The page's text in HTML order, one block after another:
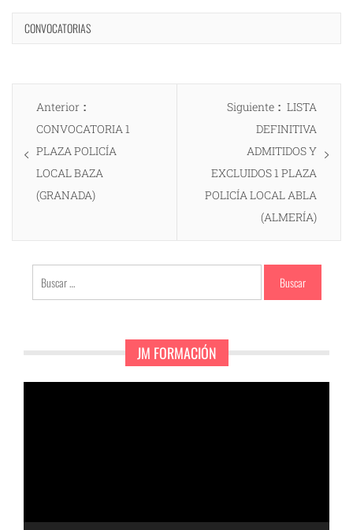
CONVOCATORIAS
Navegación
entradas
Anterior
anterior:
CONVOCATORIA 1
PLAZA POLICÍA
LOCAL BAZA
(GRANADA)
Siguiente
Entrada
siguiente:
LISTA
DEFINITIVA
ADMITIDOS Y
EXCLUIDOS 1 PLAZA
POLICÍA LOCAL ABLA
(ALMERÍA)
Buscar:
JM FORMACIÓN